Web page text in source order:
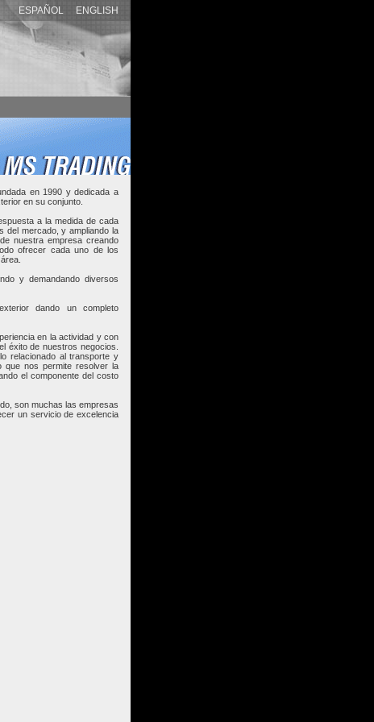
ESPAÑOL ENGLISH
en 1990 y dedicada a
en su conjunto.
a la medida de cada
del mercado, y ampliando la
nuestra empresa creando
ofrecer cada uno de los
y demandando diversos
dando un completo
en la actividad y con
éxito de nuestros negocios.
relacionado al transporte y
que nos permite resolver la
el componente del costo
son muchas las empresas
un servicio de excelencia